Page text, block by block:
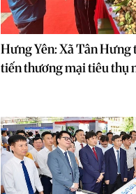
Hưng Yên: Xã Tân Hưng
tiến thương mại tiêu thụ